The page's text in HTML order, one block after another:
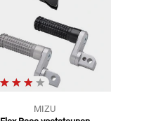
MIZU